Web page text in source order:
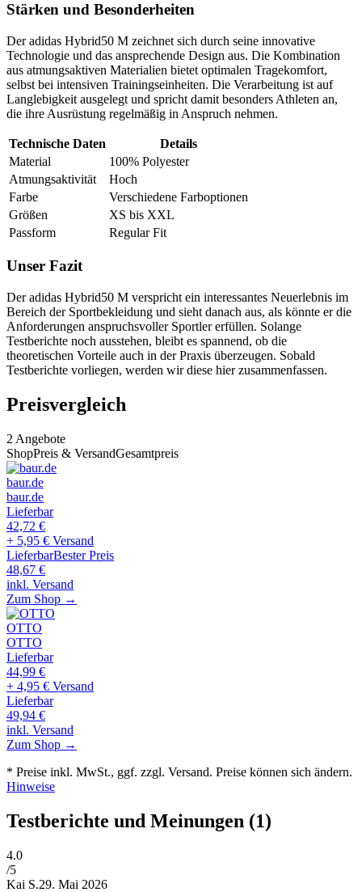
Stärken und Besonderheiten
Der adidas Hybrid50 M zeichnet sich durch seine innovative
Technologie und das ansprechende Design aus. Die Kombination
aus atmungsaktiven Materialien bietet optimalen Tragekomfort,
selbst bei intensiven Trainingseinheiten. Die Verarbeitung ist auf
Langlebigkeit ausgelegt und spricht damit besonders Athleten an,
die ihre Ausrüstung regelmäßig in Anspruch nehmen.
Technische Daten
Details
Material
100% Polyester
Atmungsaktivität
Hoch
Farbe
Verschiedene Farboptionen
Größen
XS bis XXL
Passform
Regular Fit
Unser Fazit
Der adidas Hybrid50 M verspricht ein interessantes Neuerlebnis im
Bereich der Sportbekleidung und sieht danach aus, als könnte er die
Anforderungen anspruchsvoller Sportler erfüllen. Solange
Testberichte noch ausstehen, bleibt es spannend, ob die
theoretischen Vorteile auch in der Praxis überzeugen. Sobald
Testberichte vorliegen, werden wir diese hier zusammenfassen.
Preisvergleich
2 Angebote
ShopPreis & VersandGesamtpreis
baur.de
baur.de
Lieferbar
42,72 €
+ 5,95 € Versand
LieferbarBester Preis
48,67 €
inkl. Versand
Zum Shop →
OTTO
OTTO
Lieferbar
44,99 €
+ 4,95 € Versand
Lieferbar
49,94 €
inkl. Versand
Zum Shop →
* Preise inkl. MwSt., ggf. zzgl. Versand. Preise können sich ändern.
Hinweise
Testberichte und Meinungen (1)
4.0
/5
Kai S.29. Mai 2026